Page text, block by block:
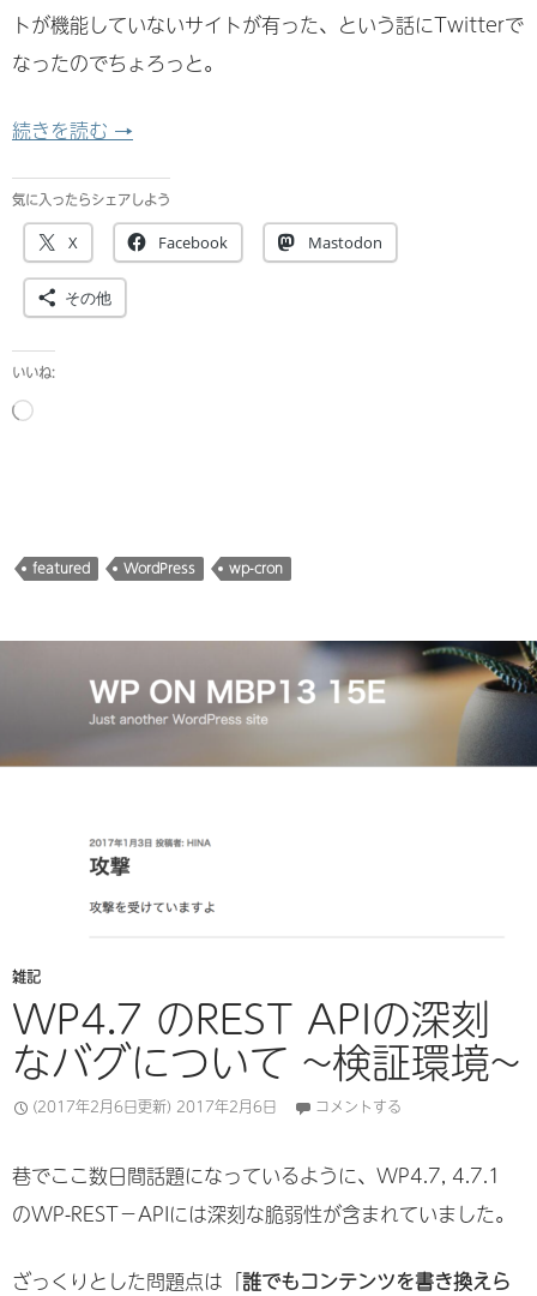
トが機能していないサイトが有った、という話にTwitterで
なったのでちょろっと。
続きを読む WordPressの自動アップデートが働いていない
→
気に入ったらシェアしよう
X Facebook Mastodon
その他
いいね:
読
featured WordPress wp-cron
雑記
WP4.7 のREST APIの深刻
なバグについて ~検証環境~
(2017年2月6日更新) 2017年2月6日 コメントする
巷でここ数日間話題になっているように、WP4.7, 4.7.1
のWP-REST−APIには深刻な脆弱性が含まれていました。
ざっくりとした問題点は「誰でもコンテンツを書き換えら